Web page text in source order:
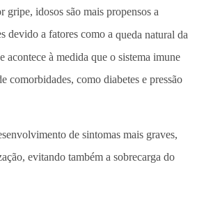
gripe, idosos são mais propensos a
devido a fatores como a queda natural da
acontece à medida que o sistema imune
comorbidades, como diabetes e pressão
de sintomas mais graves,
evitando também a sobrecarga do